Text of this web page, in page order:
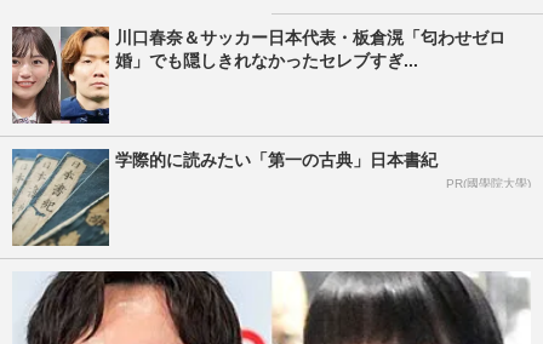
川口春奈＆サッカー日本代表・板倉滉「匂わせゼロ
婚」でも隠しきれなかったセレブすぎ...
学際的に読みたい「第一の古典」日本書紀
PR(國學院大學)